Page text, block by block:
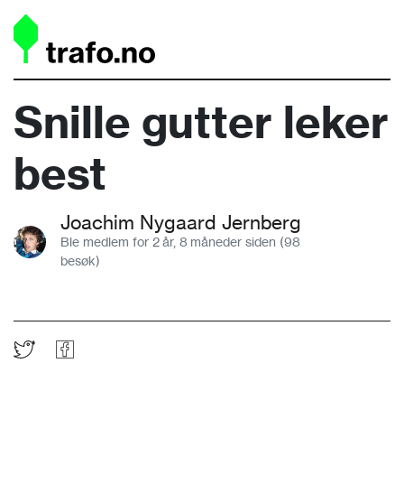
Snille gutter leker
best
Joachim Nygaard Jernberg
Ble medlem for 2 år, 8 måneder siden (98
besøk)